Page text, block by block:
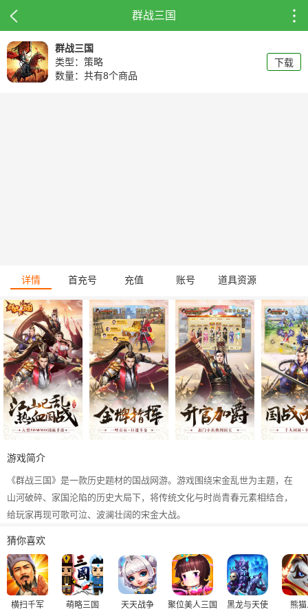
群战三国
群战三国
类型：策略
数量：共有8个商品
下载
详情 首充号 充值 账号 道具资源
游戏简介
《群战三国》是一款历史题材的国战网游。游戏围绕宋金乱世为主题，在
山河破碎、家国沦陷的历史大局下，将传统文化与时尚青春元素相结合，
给玩家再现可歌可泣、波澜壮阔的宋金大战。
猜你喜欢
横扫千军 萌略三国 天天战争 聚位美人三国 黑龙与天使 熊